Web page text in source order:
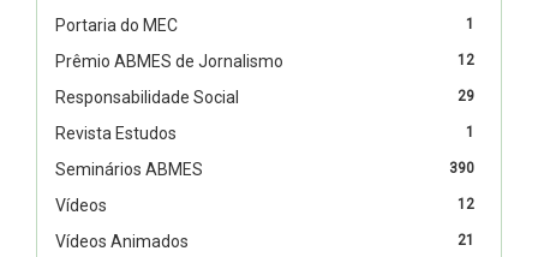
1
Portaria do MEC
12
Prêmio ABMES de Jornalismo
29
Responsabilidade Social
1
Revista Estudos
390
Seminários ABMES
12
Vídeos
21
Vídeos Animados